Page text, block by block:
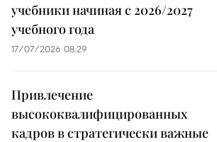
учебники начиная с 2026/2027
учебного года
17/07/2026 08:29
Привлечение
высококвалифицированных
кадров в стратегически важные